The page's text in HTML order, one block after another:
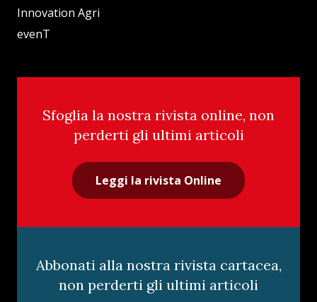
Innovation Agri
evenT
Sfoglia la nostra rivista online, non
perderti gli ultimi articoli
Leggi la rivista Online
Abbonati alla nostra rivista cartacea,
non perderti gli ultimi articoli